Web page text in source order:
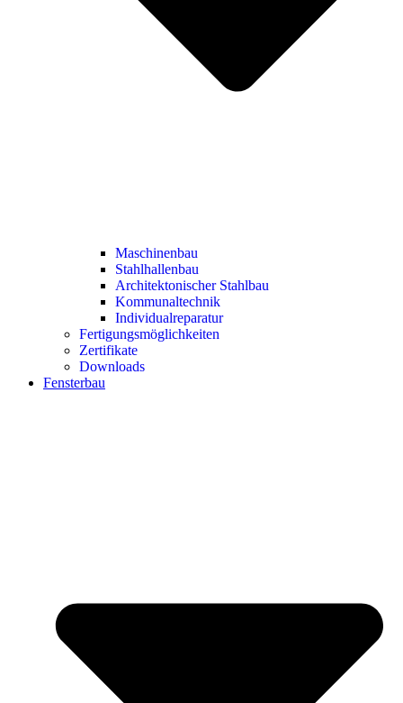
Maschinenbau
Stahlhallenbau
Architektonischer Stahlbau
Kommunaltechnik
Individualreparatur
Fertigungsmöglichkeiten
Zertifikate
Downloads
Fensterbau